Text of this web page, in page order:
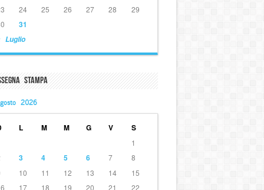
Luglio
24 25 26 27 28
29
31
Stampa
2026
L M M G V S
1
3 4 5 6 7
8
10 11 12 13 14
15
17 18 19 20 21 22